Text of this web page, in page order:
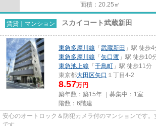
面積：20.25㎡
賃貸｜マンション スカイコート武蔵新田
東急多摩川線 「 武蔵新田 」駅 徒歩4
東急多摩川線 「 矢口渡 」駅 徒歩10
東急池上線 「 千鳥町 」駅 徒歩11分
東京都大田区矢口 １丁目4-2
8.57万円
築年数：築15年 ｜募集中： 1室
階数：6階建
安心のオートロック＆防犯カメラ付のマンションです